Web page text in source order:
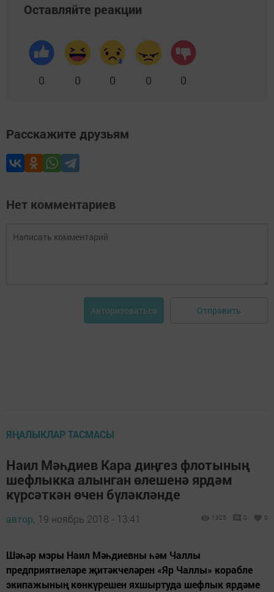
Оставляйте реакции
0 0 0 0 0
Расскажите друзьям
Нет комментариев
Авторизоваться Отправить
ЯҢАЛЫКЛАР ТАСМАСЫ
Наил Мәһдиев Кара диңгез флотының
шефлыкка алынган өлешенә ярдәм
күрсәткән өчен бүләкләнде
автор, 19 ноябрь 2018 - 13:41 1325 0 0
Шәһәр мэры Наил Мәһдиевны һәм Чаллы
предприятиеләре җитәкчеләрен «Яр Чаллы» корабле
экипажының көнкүрешен яхшыртуда шефлык ярдәме